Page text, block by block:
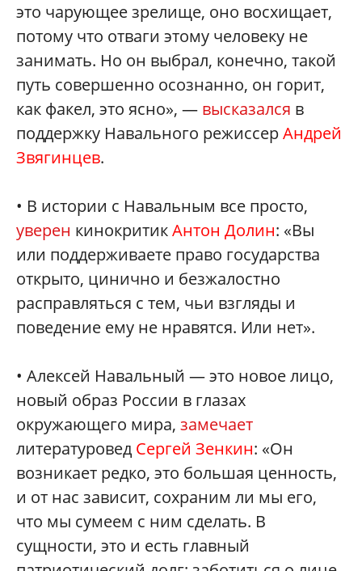
это чарующее зрелище, оно восхищает,
потому что отваги этому человеку не
занимать. Но он выбрал, конечно, такой
путь совершенно осознанно, он горит,
как факел, это ясно», — высказался в
поддержку Навального режиссерАндрей
Звягинцев.
• В истории с Навальным все просто,
уверен кинокритикАнтон Долин: «Вы
или поддерживаете право государства
открыто, цинично и безжалостно
расправляться с тем, чьи взгляды и
поведение ему не нравятся. Или нет».
• Алексей Навальный — это новое лицо,
новый образ России в глазах
окружающего мира, замечает
литературовед Сергей Зенкин: «Он
возникает редко, это большая ценность,
и от нас зависит, сохраним ли мы его,
что мы сумеем с ним сделать. В
сущности, это и есть главный